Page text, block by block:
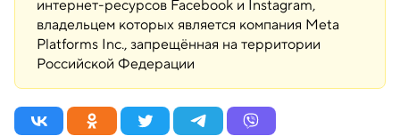
интернет-ресурсов Facebook и Instagram,
владельцем которых является компания Meta
Platforms Inc., запрещённая на территории
Российской Федерации